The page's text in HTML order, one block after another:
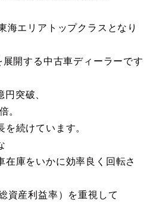
海エリアトップクラスとなり
開する中古車ディーラーです
突破、
。
続けています。
在庫をいかに効率良く回転さ
資産利益率）を重視して